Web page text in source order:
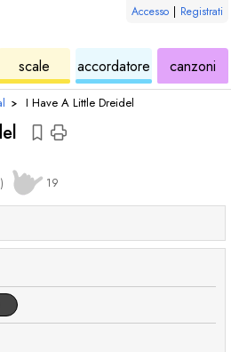
Accesso | Registrati
accordi
scale
ukulele
accordatore
ukulele
canzoni
di
› I Have A Little Dreidel
19